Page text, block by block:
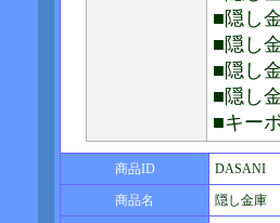
■隠し
■隠し
■隠し
■隠し
■キー
商品ID DASANI
商品名 隠し金庫